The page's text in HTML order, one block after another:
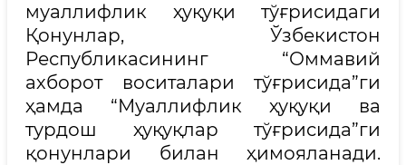
муаллифлик ҳуқуқи тўғрисидаги
Қонунлар, Ўзбекистон
Республикасининг “Оммавий
ахборот воситалари тўғрисида”ги
ҳамда “Муаллифлик ҳуқуқи ва
турдош ҳуқуқлар тўғрисида”ги
қонунлари билан ҳимояланади.